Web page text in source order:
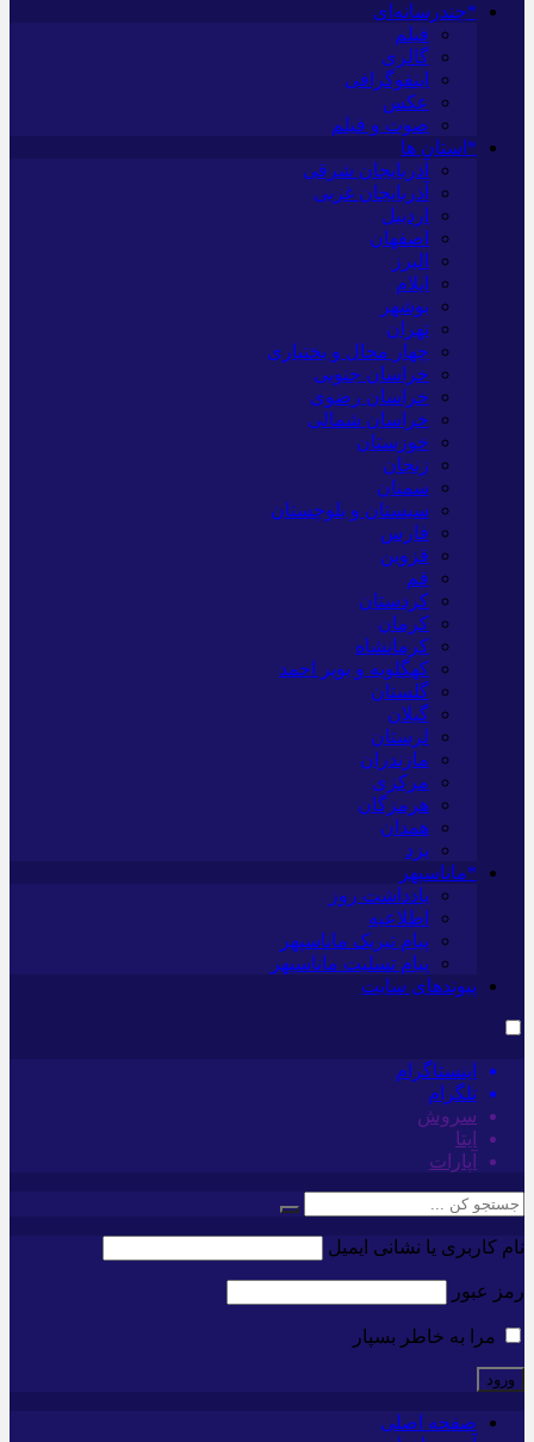
*چندرسانه‌ای
فیلم
گالری
اینفوگرافی
عکس
صوت و فیلم
*استان ها
آذربایجان شرقی
آذربایجان غربی
اردبیل
اصفهان
البرز
ایلام
بوشهر
تهران
چهار محال و بختیاری
خراسان جنوبی
خراسان رضوی
خراسان شمالی
خوزستان
زنجان
سمنان
سیستان و بلوچستان
فارس
قزوین
قم
کردستان
کرمان
کرمانشاه
کهگلویه و بویر احمد
گلستان
گیلان
لرستان
مازندران
مرکزی
هرمزگان
همدان
یزد
*ماناسپهر
یادداشت روز
اطلاعیه
پیام تبریک ماناسپهر
پیام تسلیت ماناسپهر
پیوندهای سایت
اینستاگرام
تلگرام
سروش
ایتا
آپارات
نام کاربری یا نشانی ایمیل
رمز عبور
مرا به خاطر بسپار
صفحه اصلی